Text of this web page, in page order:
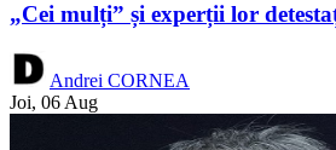
„Cei mulți” și experții lor
Andrei CORNEA
Joi, 06 Aug